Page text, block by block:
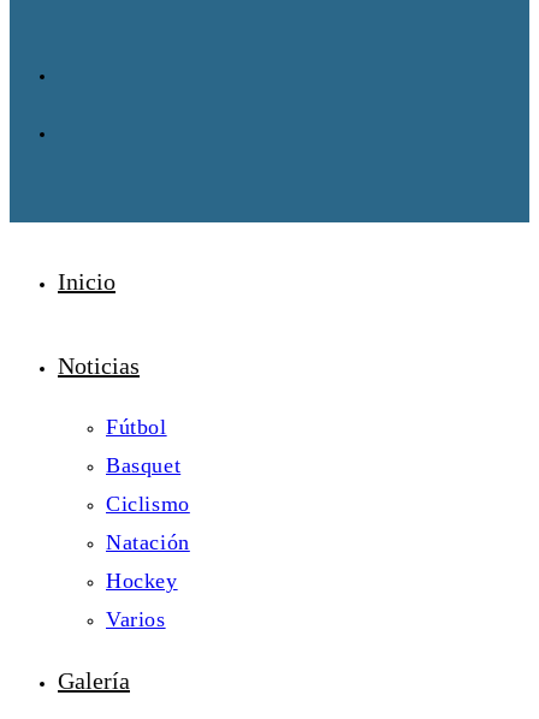
Inicio
Noticias
Fútbol
Basquet
Ciclismo
Natación
Hockey
Varios
Galería